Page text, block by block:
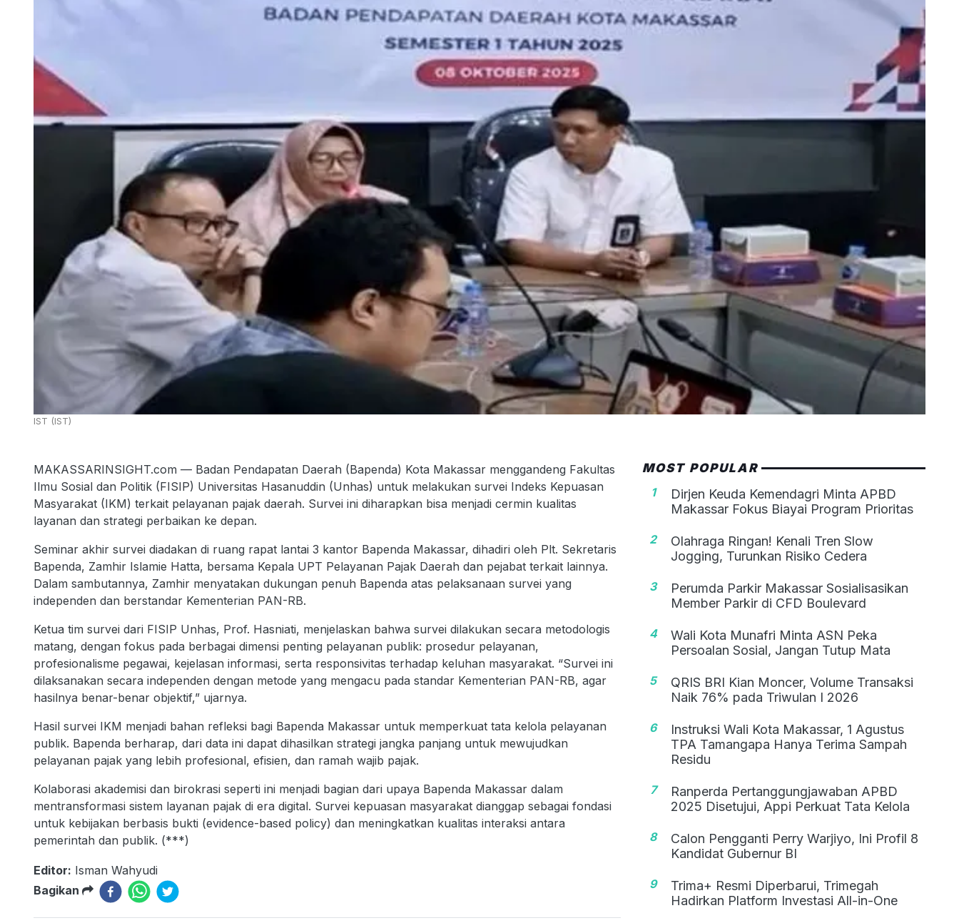
IST (IST)
MAKASSARINSIGHT.com — Badan Pendapatan Daerah (Bapenda) Kota Makassar menggandeng Fakultas
Ilmu Sosial dan Politik (FISIP) Universitas Hasanuddin (Unhas) untuk melakukan survei Indeks Kepuasan
Masyarakat (IKM) terkait pelayanan pajak daerah. Survei ini diharapkan bisa menjadi cermin kualitas
layanan dan strategi perbaikan ke depan.
Seminar akhir survei diadakan di ruang rapat lantai 3 kantor Bapenda Makassar, dihadiri oleh Plt. Sekretaris
Bapenda, Zamhir Islamie Hatta, bersama Kepala UPT Pelayanan Pajak Daerah dan pejabat terkait lainnya.
Dalam sambutannya, Zamhir menyatakan dukungan penuh Bapenda atas pelaksanaan survei yang
independen dan berstandar Kementerian PAN-RB.
Ketua tim survei dari FISIP Unhas, Prof. Hasniati, menjelaskan bahwa survei dilakukan secara metodologis
matang, dengan fokus pada berbagai dimensi penting pelayanan publik: prosedur pelayanan,
profesionalisme pegawai, kejelasan informasi, serta responsivitas terhadap keluhan masyarakat. “Survei ini
dilaksanakan secara independen dengan metode yang mengacu pada standar Kementerian PAN-RB, agar
hasilnya benar-benar objektif,” ujarnya.
Hasil survei IKM menjadi bahan refleksi bagi Bapenda Makassar untuk memperkuat tata kelola pelayanan
publik. Bapenda berharap, dari data ini dapat dihasilkan strategi jangka panjang untuk mewujudkan
pelayanan pajak yang lebih profesional, efisien, dan ramah wajib pajak.
Kolaborasi akademisi dan birokrasi seperti ini menjadi bagian dari upaya Bapenda Makassar dalam
mentransformasi sistem layanan pajak di era digital. Survei kepuasan masyarakat dianggap sebagai fondasi
untuk kebijakan berbasis bukti (evidence-based policy) dan meningkatkan kualitas interaksi antara
pemerintah dan publik. (***)
Editor: Isman Wahyudi
Bagikan
MOST POPULAR
1
Dirjen Keuda Kemendagri Minta APBD
Makassar Fokus Biayai Program Prioritas
2
Olahraga Ringan! Kenali Tren Slow
Jogging, Turunkan Risiko Cedera
3
Perumda Parkir Makassar Sosialisasikan
Member Parkir di CFD Boulevard
4
Wali Kota Munafri Minta ASN Peka
Persoalan Sosial, Jangan Tutup Mata
5
QRIS BRI Kian Moncer, Volume Transaksi
Naik 76% pada Triwulan I 2026
6
Instruksi Wali Kota Makassar, 1 Agustus
TPA Tamangapa Hanya Terima Sampah
Residu
7
Ranperda Pertanggungjawaban APBD
2025 Disetujui, Appi Perkuat Tata Kelola
8
Calon Pengganti Perry Warjiyo, Ini Profil 8
Kandidat Gubernur BI
9
Trima+ Resmi Diperbarui, Trimegah
Hadirkan Platform Investasi All-in-One